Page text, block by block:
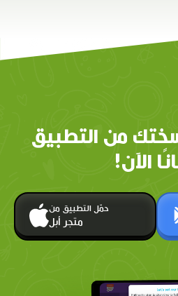
من التطبيق
الآن!
حمّل التطبيق من
متجر أبل